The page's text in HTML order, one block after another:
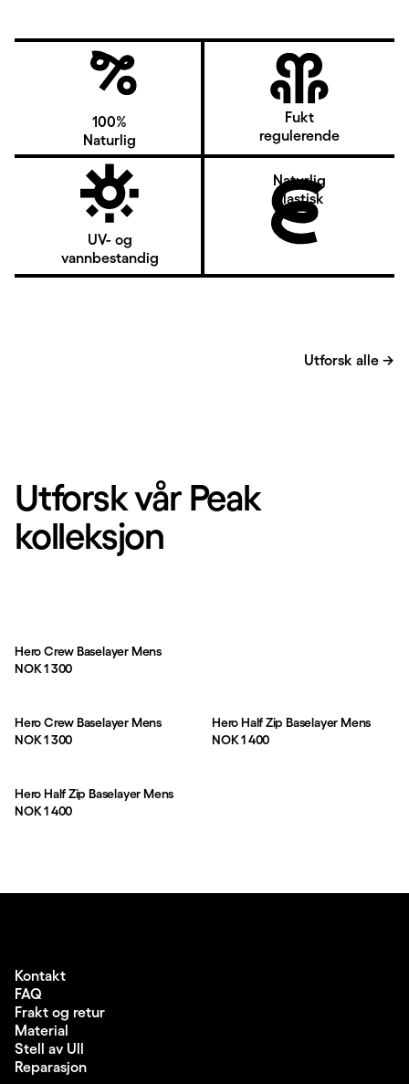
100%
Naturlig
Fukt
regulerende
UV- og
vannbestandig
Naturlig
elastisk
Utforsk alle →
Utforsk vår Peak
kolleksjon
Hero Crew Baselayer Mens
Pris:
NOK 1 300
Hero Crew Baselayer Mens
Pris:
NOK 1 300
Hero Half Zip Baselayer Mens
Pris:
NOK 1 400
Hero Half Zip Baselayer Mens
Pris:
NOK 1 400
Kontakt
FAQ
Frakt og retur
Material
Stell av Ull
Reparasjon